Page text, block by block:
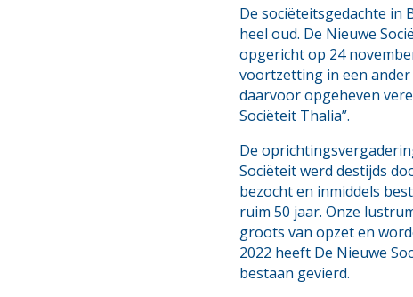
De sociëteitsgedachte in
heel oud. De Nieuwe
opgericht op 24
voortzetting in een ander
daarvoor opgeheven
Sociëteit Thalia”.
De
Sociëteit werd destijds
bezocht en inmiddels
ruim 50 jaar. Onze
groots van opzet en
2022 heeft De Nieuwe
bestaan gevierd.